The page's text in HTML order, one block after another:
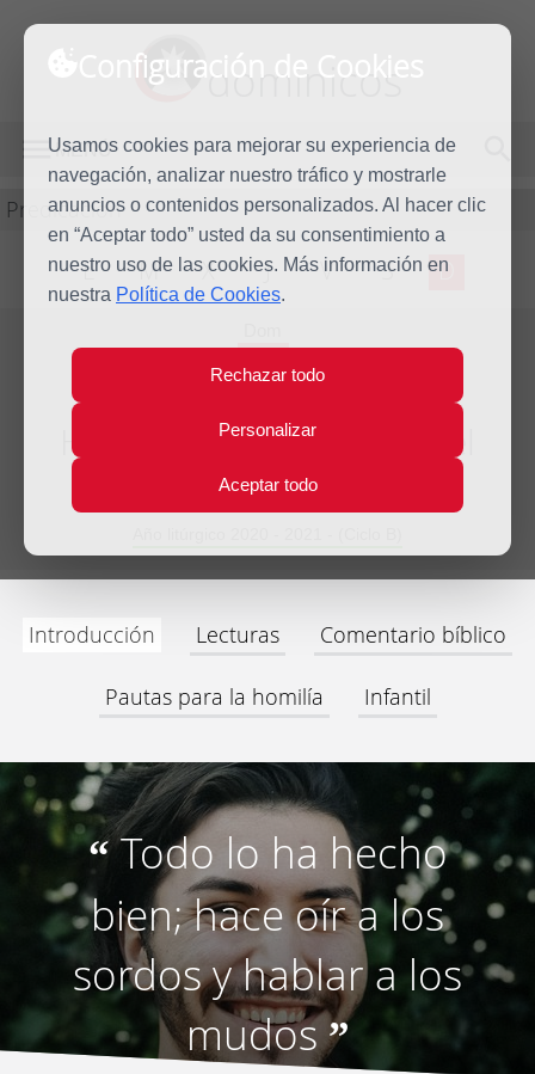
Configuración de Cookies
Usamos cookies para mejorar su experiencia de
navegación, analizar nuestro tráfico y mostrarle
anuncios o contenidos personalizados. Al hacer clic
en “Aceptar todo” usted da su consentimiento a
nuestro uso de las cookies. Más información en
nuestra Política de Cookies.
Rechazar todo
Personalizar
Aceptar todo
dominicos
MENÚ
Predicación
L M X J V S D
5
Sep
Homilía XXIII Domingo del
tiempo ordinario
Introducción Lecturas Comentario bíblico
Pautas para la homilía Infantil
“Todo lo ha hecho
bien; hace oír a los
sordos y hablar a los
mudos”